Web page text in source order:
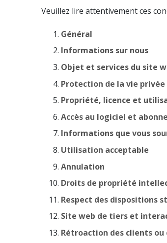
Veuillez lire attentivement ces
Général
Informations sur nous
Objet et services du site
Protection de la vie privée
Propriété, licence et
Accès au logiciel et
Informations que vous
Utilisation acceptable
Annulation
Droits de propriété
Respect des dispositions
Site web de tiers et
Rétroaction des clients